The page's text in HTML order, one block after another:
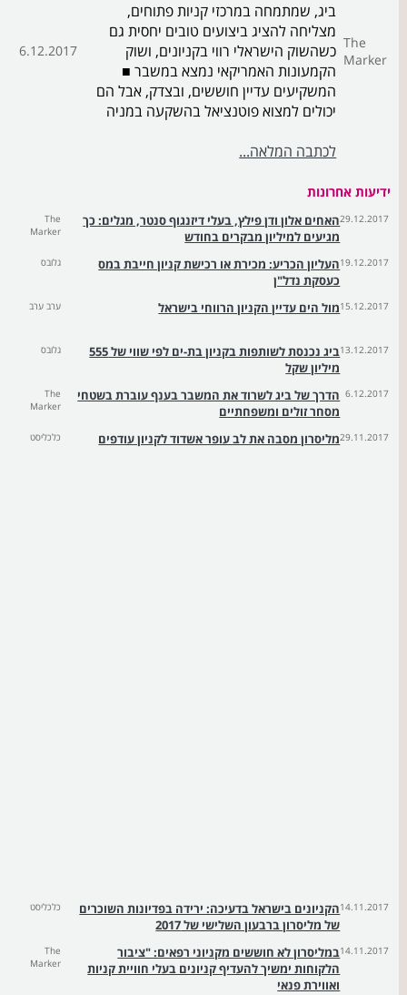
The
Marker
ביג, שמתמחה במרכזי קניות פתוחים,
מצליחה להציג ביצועים טובים יחסית גם
כשהשוק הישראלי רווי בקניונים, ושוק
הקמעונות האמריקאי נמצא במשבר ■
המשקיעים עדיין חוששים, ובצדק, אבל הם
יכולים למצוא פוטנציאל בהשקעה במניה
לכתבה המלאה...
6.12.2017
ידיעות אחרונות
29.12.2017האחים אלון ודן פילץ, בעלי דיזנגוף סנטר, מגלים: כך
מגיעים למיליון מבקרים בחודש
The
Marker
19.12.2017העליון הכריע: מכירת או רכישת קניון חייבת במס
כעסקת נדל"ן
גלובס
15.12.2017מול הים עדיין הקניון הרווחי בישראל ערב ערב
13.12.2017
ביג נכנסת לשותפות בקניון בת-ים לפי שווי של 555
מיליון שקל
גלובס
6.12.2017 הדרך של ביג לשרוד את המשבר בענף עוברת בשטחי
מסחר זולים ומשפחתיים
The
Marker
29.11.2017מליסרון מסבה את לב עופר אשדוד לקניון עודפים כלכליסט
14.11.2017הקניונים בישראל בדעיכה: ירידה בפדיונות השוכרים
של מליסרון ברבעון השלישי של 2017
כלכליסט
14.11.2017במליסרון לא חוששים מקניוני רפאים: "ציבור
הלקוחות ימשיך להעדיף קניונים בעלי חוויית קניות
ואווירת פנאי
The
Marker